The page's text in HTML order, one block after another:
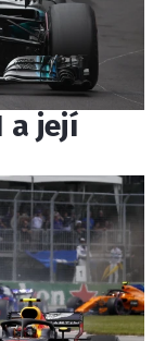
a její